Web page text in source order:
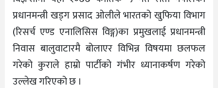
प्रधानमन्त्री खड्ग प्रसाद ओलीले भारतको खुफिया विभाग
(रिसर्च एण्ड एनालिसिस विङ्ग)का प्रमुखलाई प्रधानमन्त्री
निवास बालुवाटारमै बोलाएर विभिन्न विषयमा छलफल
गरेको कुराले हाम्रो पार्टीको गंभीर ध्यानाकर्षण गरेको
उल्लेख गरिएको छ ।